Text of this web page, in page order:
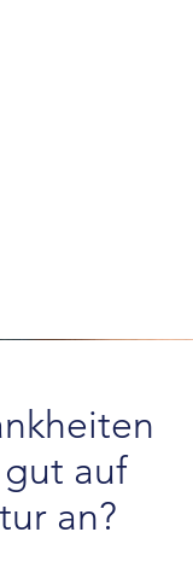
auf
an?